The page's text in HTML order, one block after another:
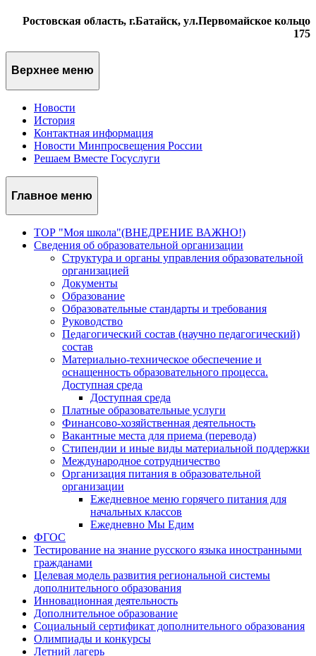
Ростовская область, г.Батайск, ул.Первомайское кольцо
175
Верхнее меню
Новости
История
Контактная информация
Новости Минпросвещения России
Решаем Вместе Госуслуги
Главное меню
ТОР "Моя школа"(ВНЕДРЕНИЕ ВАЖНО!)
Сведения об образовательной организации
Структура и органы управления образовательной
организацией
Документы
Образование
Образовательные стандарты и требования
Руководство
Педагогический состав (научно педагогический)
состав
Материально-техническое обеспечение и
оснащенность образовательного процесса.
Доступная среда
Доступная среда
Платные образовательные услуги
Финансово-хозяйственная деятельность
Вакантные места для приема (перевода)
Стипендии и иные виды материальной поддержки
Международное сотрудничество
Организация питания в образовательной
организации
Ежедневное меню горячего питания для
начальных классов
Ежедневно Мы Едим
ФГОС
Тестирование на знание русского языка иностранными
гражданами
Целевая модель развития региональной системы
дополнительного образования
Инновационная деятельность
Дополнительное образование
Социальный сертификат дополнительного образования
Олимпиады и конкурсы
Летний лагерь